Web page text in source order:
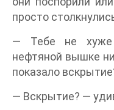
просто
— Тебе не хуже
нефтяной вышке
показало
— Вскрытие? —